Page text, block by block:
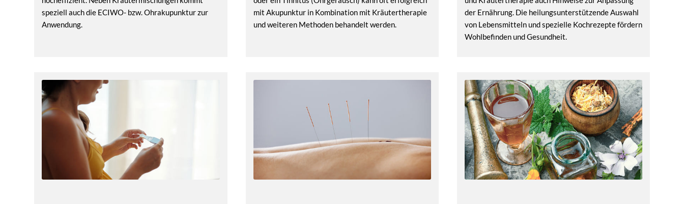
speziell auch die ECIWO- bzw. Ohrakupunktur zur
Anwendung.
mit Akupunktur in Kombination mit Kräutertherapie
und weiteren Methoden behandelt werden.
der Ernährung. Die heilungsunterstützende Auswahl
von Lebensmitteln und spezielle Kochrezepte fördern
Wohlbefinden und Gesundheit.